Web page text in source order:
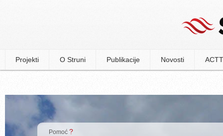
Projekti O Struni Publikacije Novosti
Pomoć ?